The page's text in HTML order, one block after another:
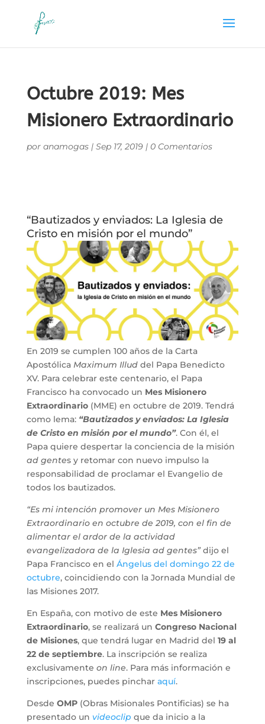
Octubre 2019: Mes
Misionero Extraordinario
por anamogas| Sep 17, 2019 | 0 Comentarios
“Bautizados y enviados: La Iglesia de
Cristo en misión por el mundo”
En 2019 se cumplen 100 años de la Carta
Apostólica Maximum Illuddel Papa Benedicto
XV. Para celebrar este centenario, el Papa
Francisco ha convocado un Mes Misionero
Extraordinario(MME) en octubre de 2019. Tendrá
como lema: “Bautizados y enviados: La Iglesia
de Cristo en misión por el mundo”. Con él, el
Papa quiere despertar la conciencia de la misión
ad gentes y retomar con nuevo impulso la
responsabilidad de proclamar el Evangelio de
todos los bautizados.
“Es mi intención promover un Mes Misionero
Extraordinario en octubre de 2019, con el fin de
alimentar el ardor de la actividad
evangelizadora de la Iglesia ad gentes”dijo el
Papa Francisco en el Ángelus del domingo 22 de
octubre, coincidiendo con la Jornada Mundial de
las Misiones 2017.
En España, con motivo de este Mes Misionero
Extraordinario, se realizará un Congreso Nacional
de Misiones, que tendrá lugar en Madrid del 19 al
22 de septiembre. La inscripción se realiza
exclusivamente on line. Para más información e
inscripciones, puedes pinchar aquí.
Desde OMP(Obras Misionales Pontificias) se ha
presentado un videoclip que da inicio a la